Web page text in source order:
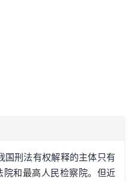
国刑法有权解释的主体只有
和最高人民检察院。但近